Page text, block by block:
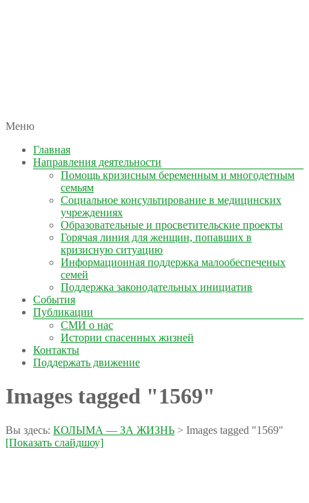
КОЛЫМА — ЗА ЖИЗНЬ
автономная некоммерческая организация
Меню
Главная
Направления деятельности
Помощь кризисным беременным и многодетным
семьям
Социальное консультирование в медицинских
учреждениях
Образовательные и просветительские проекты
Горячая линия для женщин, попавших в
кризисную ситуацию
Информационная поддержка малообеспеченых
семей
Поддержка законодательных инициатив
События
Публикации
СМИ о нас
Истории спасенных жизней
Контакты
Поддержать движение
Images tagged "1569"
Вы здесь: КОЛЫМА — ЗА ЖИЗНЬ > Images tagged "1569"
[Показать слайдшоу]